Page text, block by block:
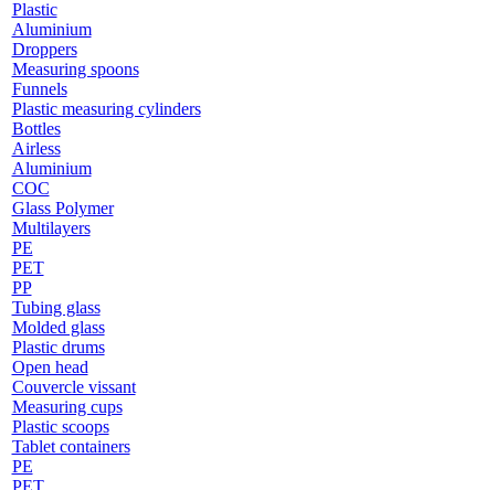
Plastic
Aluminium
Droppers
Measuring spoons
Funnels
Plastic measuring cylinders
Bottles
Airless
Aluminium
COC
Glass Polymer
Multilayers
PE
PET
PP
Tubing glass
Molded glass
Plastic drums
Open head
Couvercle vissant
Measuring cups
Plastic scoops
Tablet containers
PE
PET